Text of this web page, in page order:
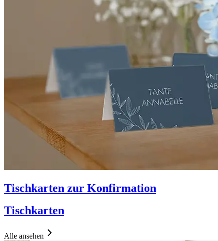
Tischkarten zur Konfirmation
Tischkarten
Alle ansehen